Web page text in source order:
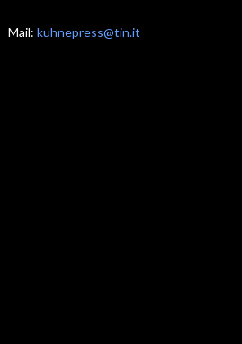
Mail: kuhnepress@tin.it